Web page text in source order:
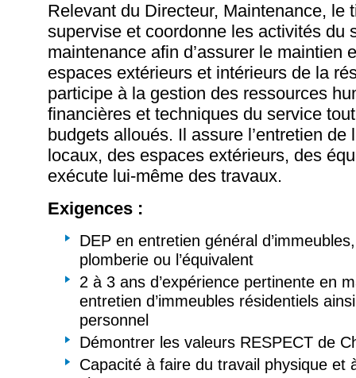
Relevant du Directeur, Maintenance, le
supervise et coordonne les activités du
maintenance afin d’assurer le maintien
espaces extérieurs et intérieurs de la
participe à la gestion des ressources
financières et techniques du service
budgets alloués. Il assure l’entretien de
locaux, des espaces extérieurs, des
exécute lui-même des travaux.
Exigences :
DEP en entretien général
plomberie ou l’équivalent
2 à 3 ans d’expérience pertinente en
entretien d’immeubles résidentiels
personnel
Démontrer les valeurs RESPECT de
Capacité à faire du travail physique et